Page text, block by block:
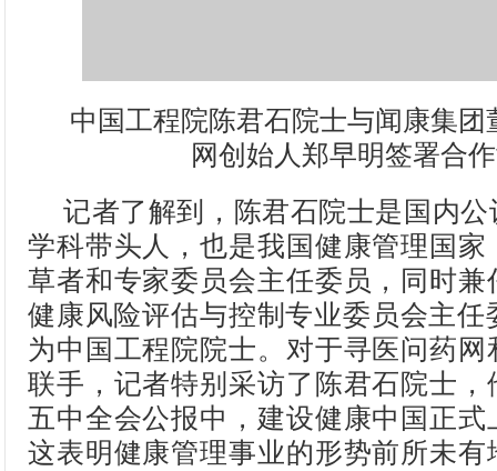
中国工程院陈君石院士与闻康集
网创始人郑早明签署合
记者了解到，陈君石院士是国内
学科带头人，也是我国健康管理国家
草者和专家委员会主任委员，同时兼
健康风险评估与控制专业委员会主任
为中国工程院院士。对于寻医问药
联手，记者特别采访了陈君石院士，
五中全会公报中，建设健康中国正
这表明健康管理事业的形势前所未有